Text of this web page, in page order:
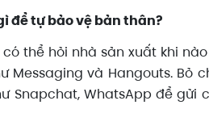
để tự bảo vệ bản thân?
thể hỏi nhà sản xuất khi
Messaging và Hangouts. Bỏ
Snapchat, WhatsApp để gửi